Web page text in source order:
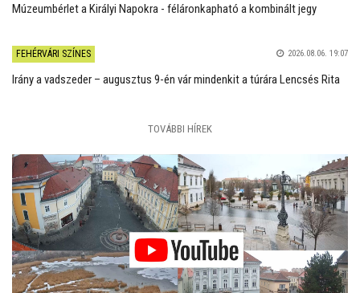
Múzeumbérlet a Királyi Napokra - féláronkapható a kombinált jegy
FEHÉRVÁRI SZÍNES 2026.08.06. 19:07
Irány a vadszeder – augusztus 9-én vár mindenkit a túrára Lencsés Rita
TOVÁBBI HÍREK